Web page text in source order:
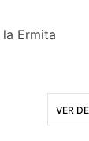
Ermita
VER